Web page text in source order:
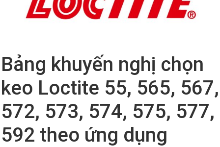
Bảng khuyến nghị chọn
keo Loctite 55, 565, 567,
572, 573, 574, 575, 577,
592 theo ứng dụng